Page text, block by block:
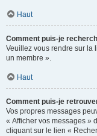
Haut
Comment puis-je
Veuillez vous rendre sur la
un membre ».
Haut
Comment puis-je
Vos propres messages
« Afficher vos messages »
cliquant sur le lien «